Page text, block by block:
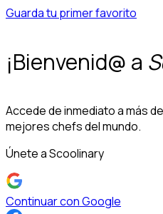
Guarda tu primer favorito
¡Bienvenid@ a
Accede de inmediato a más
mejores chefs del mundo.
Únete a Scoolinary
Continuar con Google